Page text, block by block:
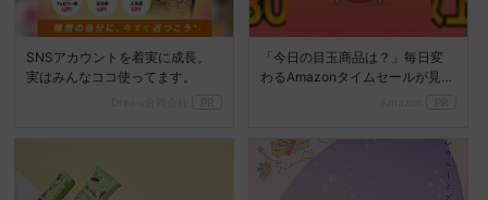
SNSアカウントを着実に成長。
実はみんなココ使ってます。
「今日の目玉商品は？」毎日変
わるAmazonタイムセールが見逃